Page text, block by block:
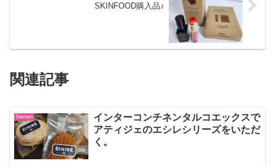
SKINFOOD購入品♪
関連記事
Dessert
インターコンチネンタルコエックスで
アティジェのエシレシリーズをいただ
く。